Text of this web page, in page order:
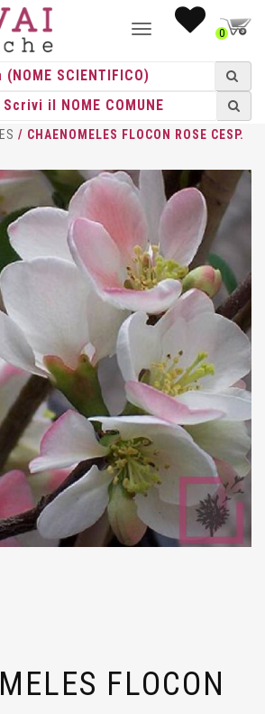
NAVIGAZIONE0
HOME /CESPUGLI CESPUGLI
/ CHAENOMELES FLOCON ROSE CESP.
FLOCON